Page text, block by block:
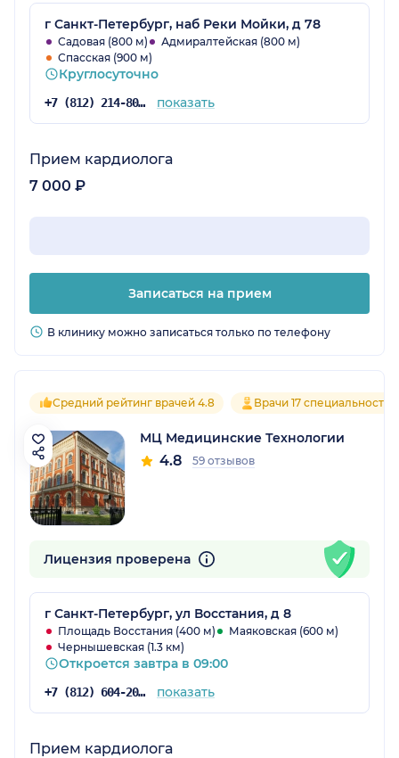
г Санкт-Петербург, наб Реки Мойки, д 78
Садовая (800 м)
Адмиралтейская (800 м)
Спасская (900 м)
Круглосуточно
+7 (812) 214-80-21 показать
Прием кардиолога
7 000 ₽
Записаться на прием
В клинику можно записаться только по телефону
Средний рейтинг врачей 4.8 Врачи 17 специальностей
МЦ Медицинские Технологии
4.8 59 отзывов
Лицензия проверена
г Санкт-Петербург, ул Восстания, д 8
Площадь Восстания (400 м)
Маяковская (600 м)
Чернышевская (1.3 км)
Откроется завтра в 09:00
+7 (812) 604-20-61 показать
Прием кардиолога